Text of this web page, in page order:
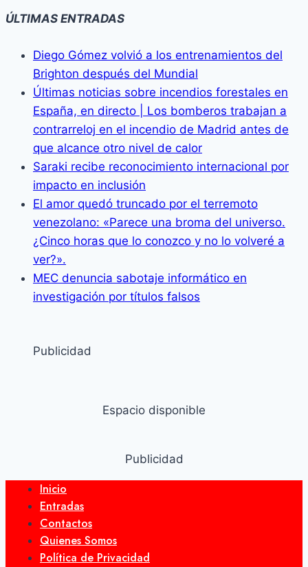
ÚLTIMAS ENTRADAS
Diego Gómez volvió a los entrenamientos del
Brighton después del Mundial
Últimas noticias sobre incendios forestales en
España, en directo | Los bomberos trabajan a
contrarreloj en el incendio de Madrid antes de
que alcance otro nivel de calor
Saraki recibe reconocimiento internacional por
impacto en inclusión
El amor quedó truncado por el terremoto
venezolano: «Parece una broma del universo.
¿Cinco horas que lo conozco y no lo volveré a
ver?».
MEC denuncia sabotaje informático en
investigación por títulos falsos
Publicidad
Espacio disponible
Publicidad
Inicio
Entradas
Contactos
Quienes Somos
Política de Privacidad